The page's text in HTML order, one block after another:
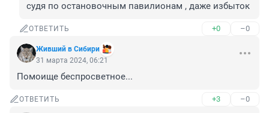
судя по остановочным павилионам , даже избыток
ОТВЕТИТЬ +0 –0
Живший в Сибири
31 марта 2024, 06:21
Помоище беспросветное...
ОТВЕТИТЬ +3 –0